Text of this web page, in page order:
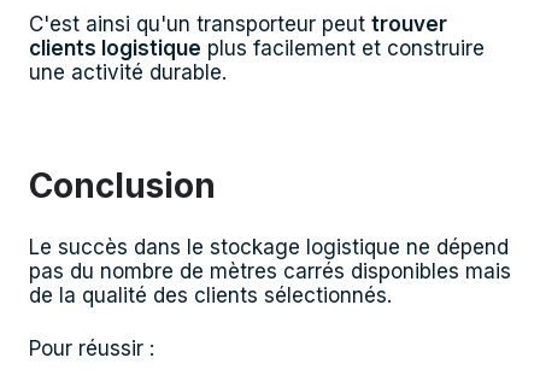
C'est ainsi qu'un transporteur peut trouver
clients logistique plus facilement et construire
une activité durable.
Conclusion
Le succès dans le stockage logistique ne dépend
pas du nombre de mètres carrés disponibles mais
de la qualité des clients sélectionnés.
Pour réussir :